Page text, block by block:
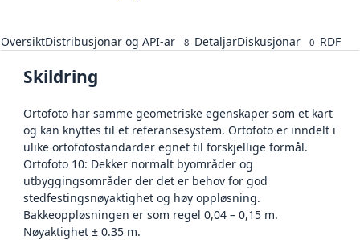
OversiktDistribusjonar og API-ar 8 DetaljarDiskusjonar 0 RDF
Skildring
Ortofoto har samme geometriske egenskaper som et kart
og kan knyttes til et referansesystem. Ortofoto er inndelt i
ulike ortofotostandarder egnet til forskjellige formål.
Ortofoto 10: Dekker normalt byområder og
utbyggingsområder der det er behov for god
stedfestingsnøyaktighet og høy oppløsning.
Bakkeoppløsningen er som regel 0,04 – 0,15 m.
Nøyaktighet ± 0.35 m.